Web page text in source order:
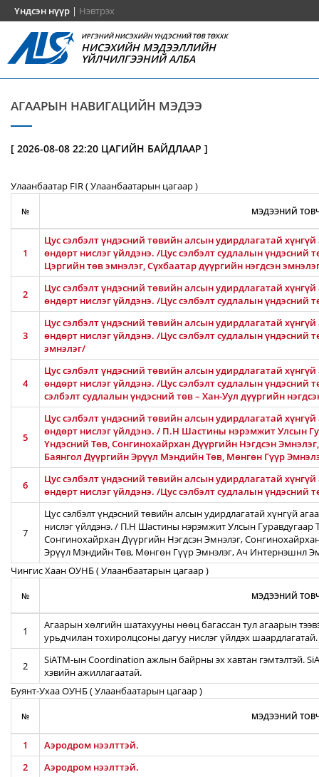
Үндсэн нүүр | Нэвтрэх
ИРГЭНИЙ НИСЭХИЙН ҮНДЭСНИЙ ТӨВ ТӨХХК
НИСЭХИЙН МЭДЭЭЛЛИЙН
ҮЙЛЧИЛГЭЭНИЙ АЛБА
АГААРЫН НАВИГАЦИЙН МЭДЭЭ
[ 2026-08-08 22:20 ЦАГИЙН БАЙДЛААР ]
Улаанбаатар FIR ( Улаанбаатарын цагаар )
№ МЭДЭЭНИЙ
1
Цус сэлбэлт үндэсний төвийн алсын удирдлагатай
өндөрт нислэг үйлдэнэ. /Цус сэлбэлт судлалын үндэсний
Цэргийн төв эмнэлэг, Сүхбаатар дүүргийн нэгдсэн
2
Цус сэлбэлт үндэсний төвийн алсын удирдлагатай
өндөрт нислэг үйлдэнэ. /Цус сэлбэлт судлалын үндэсний
3
Цус сэлбэлт үндэсний төвийн алсын удирдлагатай
өндөрт нислэг үйлдэнэ. /Цус сэлбэлт судлалын
эмнэлэг/
4
Цус сэлбэлт үндэсний төвийн алсын удирдлагатай
өндөрт нислэг үйлдэнэ. /Цус сэлбэлт судлалын үндэсний
сэлбэлт судлалын үндэсний төв – Хан-Уул дүүргийн
5
Цус сэлбэлт үндэсний төвийн алсын удирдлагатай
өндөрт нислэг үйлдэнэ. / П.Н Шастины нэрэмжит Улсын
Үндэсний Төв, Сонгинохайрхан Дүүргийн Нэгдсэн
Баянгол Дүүргийн Эрүүл Мэндийн Төв, Мөнгөн Гүүр
6
Цус сэлбэлт үндэсний төвийн алсын удирдлагатай
өндөрт нислэг үйлдэнэ. /Цус сэлбэлт судлалын
7
Цус сэлбэлт үндэсний төвийн алсын удирдлагатай хүнгүй
нислэг үйлдэнэ. / П.Н Шастины нэрэмжит Улсын Гуравдугаар
Сонгинохайрхан Дүүргийн Нэгдсэн Эмнэлэг,
Эрүүл Мэндийн Төв, Мөнгөн Гүүр Эмнэлэг, Ач Интернэшнл
Чингис Хаан ОУНБ ( Улаанбаатарын цагаар )
№ МЭДЭЭНИЙ
1
Агаарын хөлгийн шатахууны нөөц багассан тул агаарын
урьдчилан тохиролцсоны дагуу нислэг үйлдэх шаардлагатай.
2
SiATM-ын Coordination ажлын байрны эх хавтан гэмтэлтэй.
хэвийн ажиллагаатай.
Буянт-Ухаа ОУНБ ( Улаанбаатарын цагаар )
№ МЭДЭЭНИЙ
1
Аэродром нээлттэй.
2
Аэродром нээлттэй.